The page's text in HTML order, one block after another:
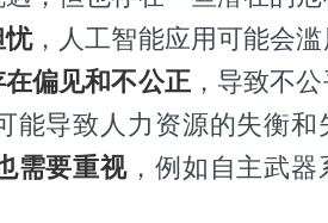
忧，人工智能应用可能会滥
偏见和不公正，导致不
能导致人力资源的失衡和
需要重视 ，例如自主武